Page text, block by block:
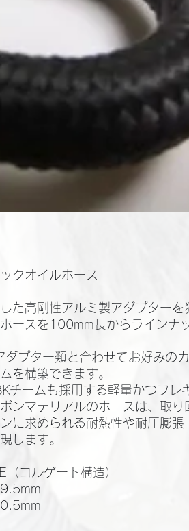
クオイルホース
た高剛性アルミ製アダプターを
ースを100mm長からラインナ
ダプター類と合わせてお好みの
を構築できます。
チームも採用する軽量かつフレ
ンマテリアルのホースは、取り
に求められる耐熱性や耐圧膨張
します。
コルゲート構造）